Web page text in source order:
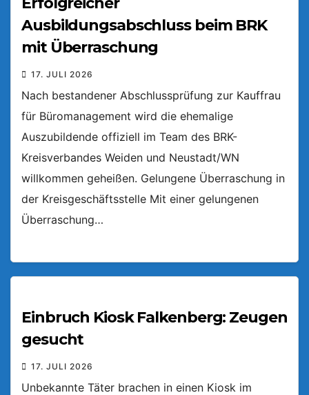
Ausbildungsabschluss beim BRK
mit Überraschung
17. JULI 2026
Nach bestandener Abschlussprüfung zur Kauffrau
für Büromanagement wird die ehemalige
Auszubildende offiziell im Team des BRK-
Kreisverbandes Weiden und Neustadt/WN
willkommen geheißen. Gelungene Überraschung in
der Kreisgeschäftsstelle Mit einer gelungenen
Überraschung…
Einbruch Kiosk Falkenberg: Zeugen
gesucht
17. JULI 2026
Unbekannte Täter brachen in einen Kiosk im